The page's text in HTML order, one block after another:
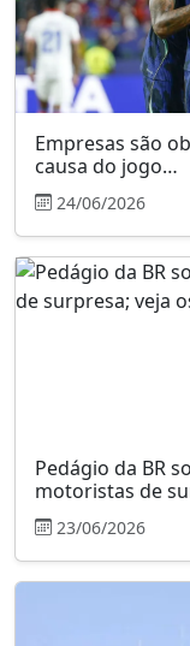
Empresas são
causa do jogo…
24/06/2026
Pedágio da BR
motoristas de
23/06/2026